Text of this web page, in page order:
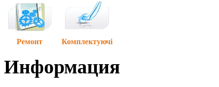
Ремонт Комплектуючі
Информация